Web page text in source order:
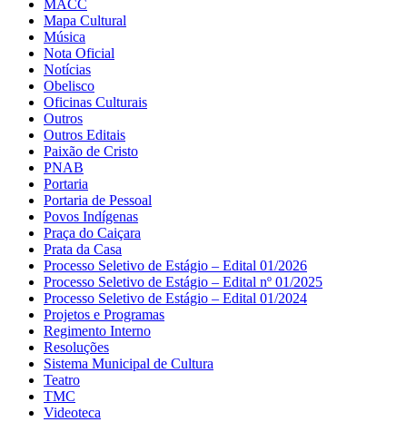
MACC
Mapa Cultural
Música
Nota Oficial
Notícias
Obelisco
Oficinas Culturais
Outros
Outros Editais
Paixão de Cristo
PNAB
Portaria
Portaria de Pessoal
Povos Indígenas
Praça do Caiçara
Prata da Casa
Processo Seletivo de Estágio – Edital 01/2026
Processo Seletivo de Estágio – Edital nº 01/2025
Processo Seletivo de Estágio – Edital 01/2024
Projetos e Programas
Regimento Interno
Resoluções
Sistema Municipal de Cultura
Teatro
TMC
Videoteca